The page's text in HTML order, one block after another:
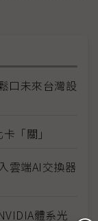
口未來台灣設
「關」
雲端AI交換器
體系光